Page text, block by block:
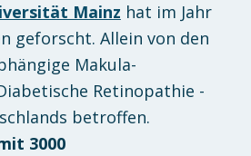
Mainz hat im Jahr
geforscht. Allein von den
Makula-
Retinopathie -
betroffen.
3000